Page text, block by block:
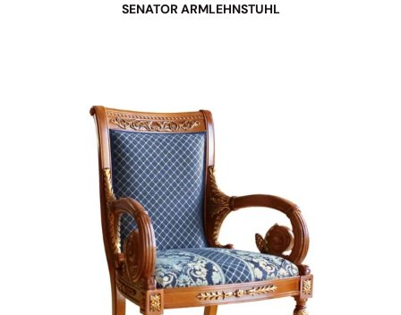
SENATOR ARMLEHNSTUHL